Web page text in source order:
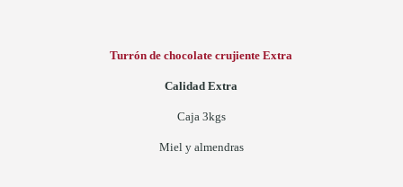
Turrón de chocolate crujiente Extra
Calidad Extra
Caja 3kgs
Miel y almendras